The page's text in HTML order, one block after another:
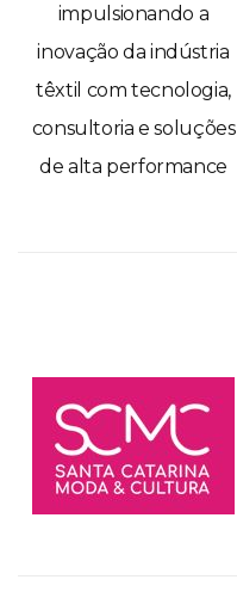
impulsionando a
inovação da indústria
têxtil com tecnologia,
consultoria e soluções
de alta performance